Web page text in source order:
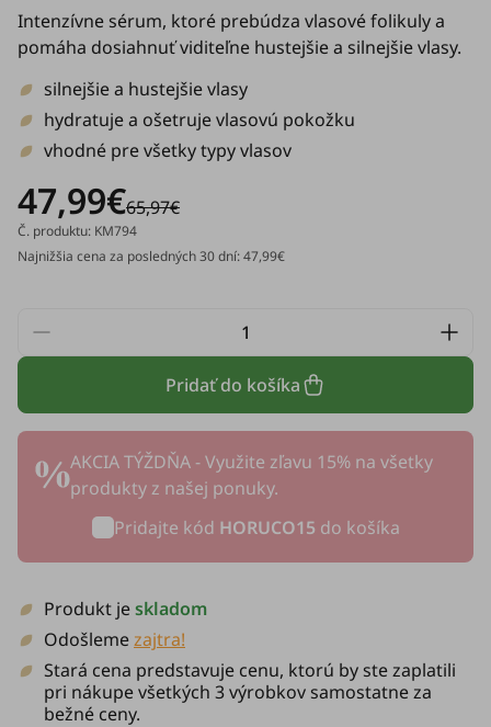
Intenzívne sérum, ktoré prebúdza vlasové folikuly a
pomáha dosiahnuť viditeľne hustejšie a silnejšie vlasy.
silnejšie a hustejšie vlasy
hydratuje a ošetruje vlasovú pokožku
vhodné pre všetky typy vlasov
47,99€65,97€
Č. produktu: KM794
Najnižšia cena za posledných 30 dní: 47,99€
Pridať do košíka
AKCIA TÝŽDŇA - Využite zľavu 15% na všetky
produkty z našej ponuky.
Pridajte kód HORUCO15 do košíka
Produkt jeskladom
Odošlemezajtra!
Stará cena predstavuje cenu, ktorú by ste zaplatili
pri nákupe všetkých 3 výrobkov samostatne za
bežné ceny.